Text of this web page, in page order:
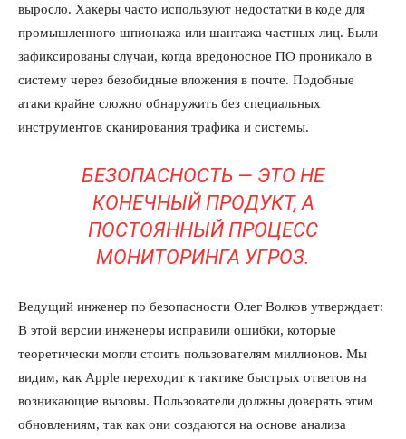
ПОДПИСАТЬСЯ СЕЙЧАС
выросло. Хакеры часто используют недостатки в коде для
промышленного шпионажа или шантажа частных лиц. Были
зафиксированы случаи, когда вредоносное ПО проникало в
систему через безобидные вложения в почте. Подобные
атаки крайне сложно обнаружить без специальных
инструментов сканирования трафика и системы.
БЕЗОПАСНОСТЬ — ЭТО НЕ
КОНЕЧНЫЙ ПРОДУКТ, А
ПОСТОЯННЫЙ ПРОЦЕСС
МОНИТОРИНГА УГРОЗ.
Ведущий инженер по безопасности Олег Волков утверждает:
В этой версии инженеры исправили ошибки, которые
теоретически могли стоить пользователям миллионов. Мы
видим, как Apple переходит к тактике быстрых ответов на
возникающие вызовы. Пользователи должны доверять этим
обновлениям, так как они создаются на основе анализа